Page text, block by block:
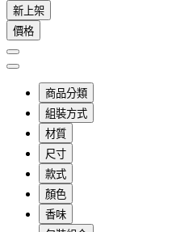
新上架
價格
商品分類
組裝方式
材質
尺寸
款式
顏色
香味